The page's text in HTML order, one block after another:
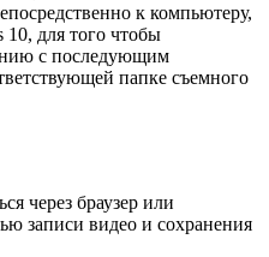
к компьютеру,
10, для того чтобы
с последующим
папке съемного
через браузер или
записи видео и сохранения